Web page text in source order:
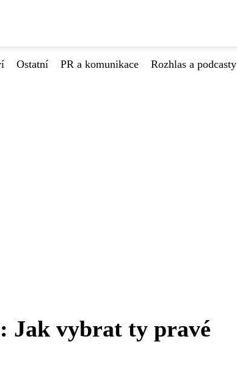
Ostatní PR a komunikace Rozhlas a podcasty
Jak vybrat ty pravé